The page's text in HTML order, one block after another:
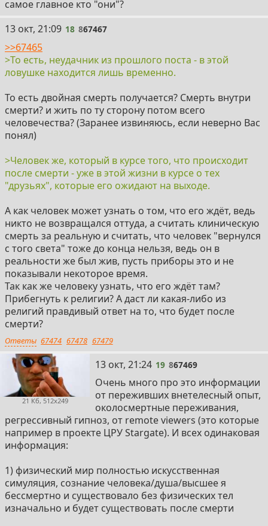
самое главное кто "они"?
18
13 окт, 21:09 18 867467
>>67465
>То есть, неудачник из прошлого поста - в этой
ловушке находится лишь временно.
То есть двойная смерть получается? Смерть внутри
смерти? и жить по ту сторону потом всего
человечества? (Заранее извиняюсь, если неверно Вас
понял)
>Человек же, который в курсе того, что происходит
после смерти - уже в этой жизни в курсе о тех
"друзьях", которые его ожидают на выходе.
А как человек может узнать о том, что его ждёт, ведь
никто не возвращался оттуда, а считать клиническую
смерть за реальную и считать, что человек "вернулся
с того света" тоже до конца нельзя, ведь он в
реальности же был жив, пусть приборы это и не
показывали некоторое время.
Так как же человеку узнать, что его ждёт там?
Прибегнуть к религии? А даст ли какая-либо из
религий правдивый ответ на то, что будет после
смерти?
Ответы 67474 67478 67479
21 Кб, 512x249
19
13 окт, 21:24 19 867469
Очень много про это информации
от переживших внетелесный опыт,
околосмертные переживания,
регрессивный гипноз, от remote viewers (это которые
например в проекте ЦРУ Stargate). И всех одинаковая
информация:
1) физический мир полностью искусственная
симуляция, сознание человека/душа/высшее я
бессмертно и существовало без физических тел
изначально и будет существовать после смерти